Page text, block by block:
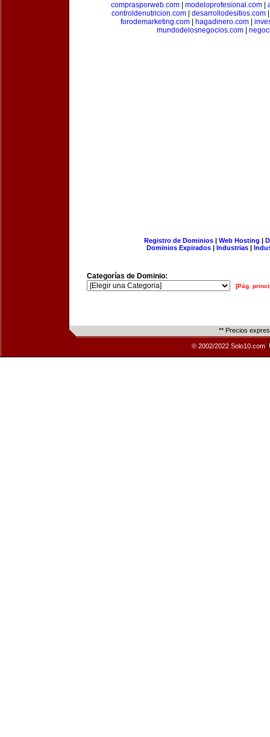
comprasporweb.com| modeloprofesional.com|
controldenutricion.com
desarrollodesitios.com
forodemarketing.com| hagadinero.com|
mundodelosnegocios.com
Registro de Dominios| Web Hosting |
Dominios Expirados | Industrias |
Categorías de Dominio:
[Pág.
** Precios
© 2002/2022 Solo10.com